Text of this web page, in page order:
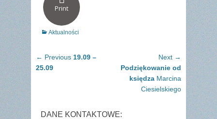
Print
Categories
Aktualności
Nawigacja
wpisu
← Previous Previous
19.09 –
25.09
Next →
Podziękowanie od
księdza Marcina
Ciesielskiego
DANE KONTAKTOWE: